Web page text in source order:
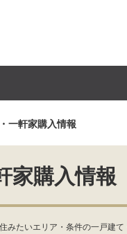
業投資用
一軒家購入情報
家購入情報
たいエリア・条件の一戸建